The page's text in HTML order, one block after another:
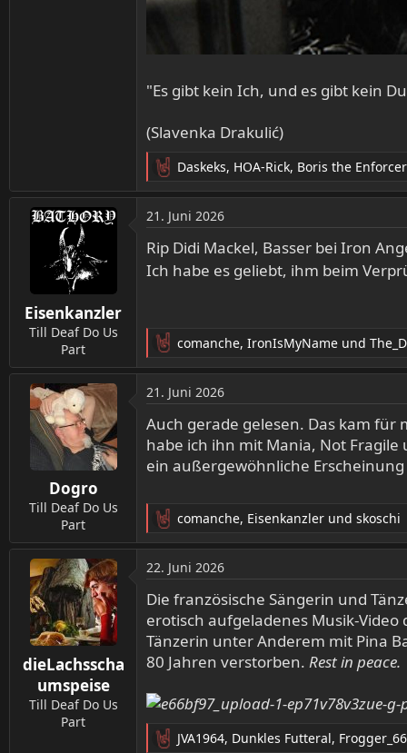
"Es gibt kein Ich, und es gibt kein
(Slavenka Drakulić)
R
e
a
k
t
o
n
Daskeks, HOA-Rick, Boris the Enforcer
Eisenkanzler
Till Deaf Do Us
Part
21. Juni 2026
Rip Didi Mackel, Basser bei Iron
Ich habe es geliebt, ihm beim
R
e
a
k
t
o
n
n
comanche, IronIsMyName und
Dogro
Till Deaf Do Us
Part
21. Juni 2026
Auch gerade gelesen. Das kam
habe ich ihn mit Mania, Not
ein außergewöhnliche
R
e
a
k
t
o
n
e
:
comanche, Eisenkanzler und skoschi
dieLachsscha
umspeise
Till Deaf Do Us
Part
22. Juni 2026
Die französische Sängerin und
erotisch aufgeladenes Musik-
Tänzerin unter Anderem mit Pina
80 Jahren verstorben. Rest in peace.
R
JVA1964, Dunkles Futteral,